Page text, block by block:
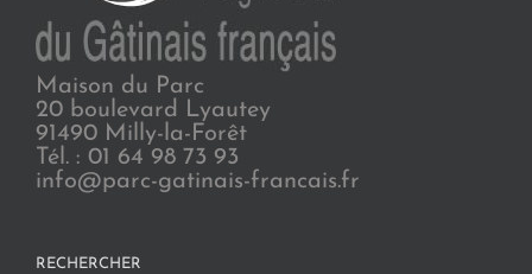
Maison du Parc
20 boulevard Lyautey
91490 Milly-la-Forêt
Tél. : 01 64 98 73 93
info@parc-gatinais-francais.fr
RECHERCHER